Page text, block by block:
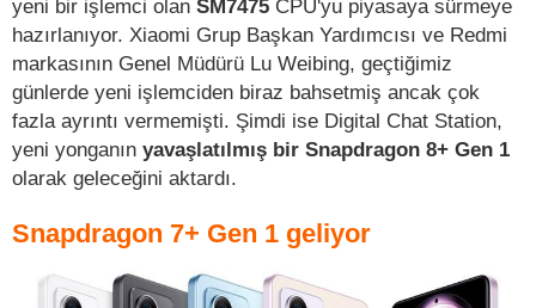
yeni bir işlemci olan SM7475 CPU'yu piyasaya sürmeye
hazırlanıyor. Xiaomi Grup Başkan Yardımcısı ve Redmi
markasının Genel Müdürü Lu Weibing, geçtiğimiz
günlerde yeni işlemciden biraz bahsetmiş ancak çok
fazla ayrıntı vermemişti. Şimdi ise Digital Chat Station,
yeni yonganın yavaşlatılmış bir Snapdragon 8+ Gen 1
olarak geleceğini aktardı.
Snapdragon 7+ Gen 1 geliyor